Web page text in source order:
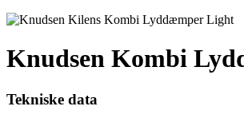
Knudsen Kombi
Tekniske data